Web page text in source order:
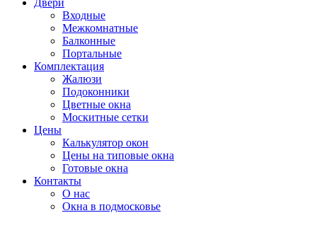
Двери
Входные
Межкомнатные
Балконные
Портальные
Комплектация
Жалюзи
Подоконники
Цветные окна
Москитные сетки
Цены
Калькулятор окон
Цены на типовые окна
Готовые окна
Контакты
О нас
Окна в подмосковье